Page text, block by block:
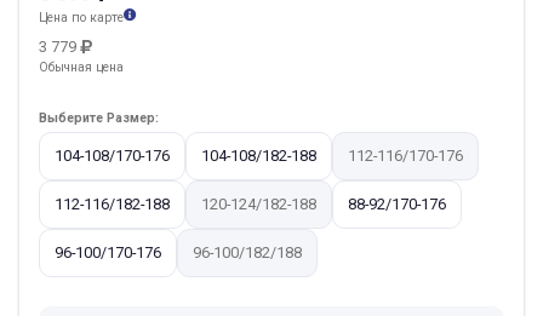
Цена по карте
3 779
Обычная цена
Выберите Размер:
104-108/170-176 104-108/182-188 112-116/170-176
112-116/182-188 120-124/182-188 88-92/170-176
96-100/170-176 96-100/182/188